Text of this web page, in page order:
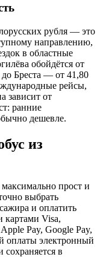
рубля — это
направлению,
в областные
обойдётся от
Бреста — от 41,80
рейсы,
зависит от
ранние
дешевле.
из
прост и
выбрать
и оплатить
картами Visa,
Pay, Google Pay,
оплаты электронный
в